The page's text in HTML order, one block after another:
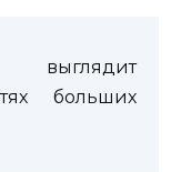
больших